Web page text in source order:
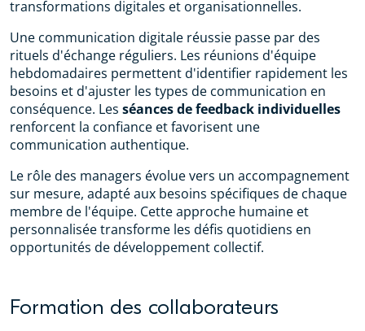
transformations digitales et organisationnelles.
Une communication digitale réussie passe par des
rituels d'échange réguliers. Les réunions d'équipe
hebdomadaires permettent d'identifier rapidement les
besoins et d'ajuster les types de communication en
conséquence. Les séances de feedback individuelles
renforcent la confiance et favorisent une
communication authentique.
Le rôle des managers évolue vers un accompagnement
sur mesure, adapté aux besoins spécifiques de chaque
membre de l'équipe. Cette approche humaine et
personnalisée transforme les défis quotidiens en
opportunités de développement collectif.
Formation des collaborateurs